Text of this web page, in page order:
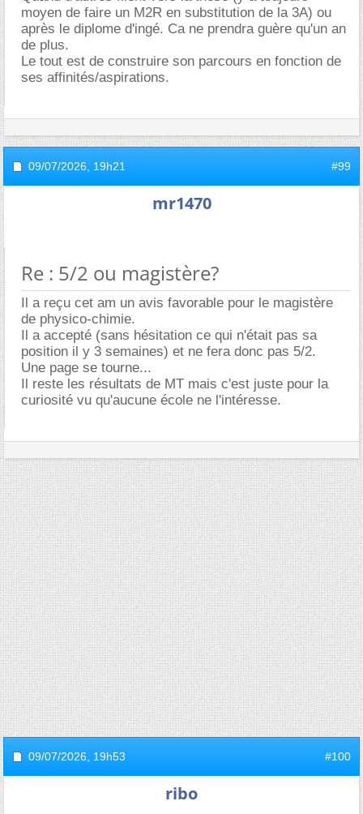
moyen de faire un M2R en substitution de la 3A) ou
après le diplome d'ingé. Ca ne prendra guère qu'un an
de plus.
Le tout est de construire son parcours en fonction de
ses affinités/aspirations.
09/07/2026, 19h21 #99
mr1470
Re : 5/2 ou magistère?
Il a reçu cet am un avis favorable pour le magistère
de physico-chimie.
Il a accepté (sans hésitation ce qui n'était pas sa
position il y 3 semaines) et ne fera donc pas 5/2.
Une page se tourne...
Il reste les résultats de MT mais c'est juste pour la
curiosité vu qu'aucune école ne l'intéresse.
09/07/2026, 19h53 #100
ribo